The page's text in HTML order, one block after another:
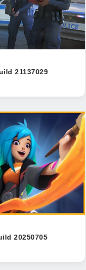
21137029
20250705